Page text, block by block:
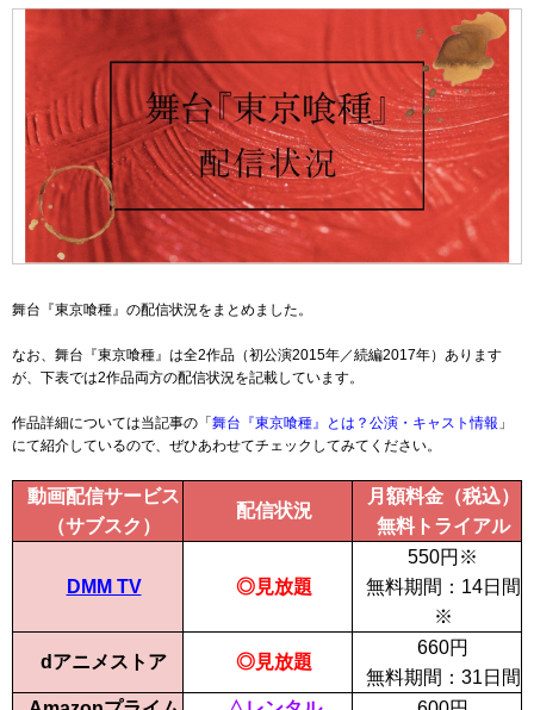
舞台『東京喰種』の配信状況をまとめました。
なお、舞台『東京喰種』は全2作品（初公演2015年／続編2017年）あります
が、下表では2作品両方の配信状況を記載しています。
作品詳細については当記事の「舞台『東京喰種』とは？公演・キャスト情報 」
にて紹介しているので、ぜひあわせてチェックしてみてください。
動画配信サービス
（サブスク）
配信状況
月額料金（税込）
無料トライアル
DMM TV ◎見放題
550円 ※
無料期間： 14日間
※
dアニメストア ◎見放題
660円
無料期間： 31日間